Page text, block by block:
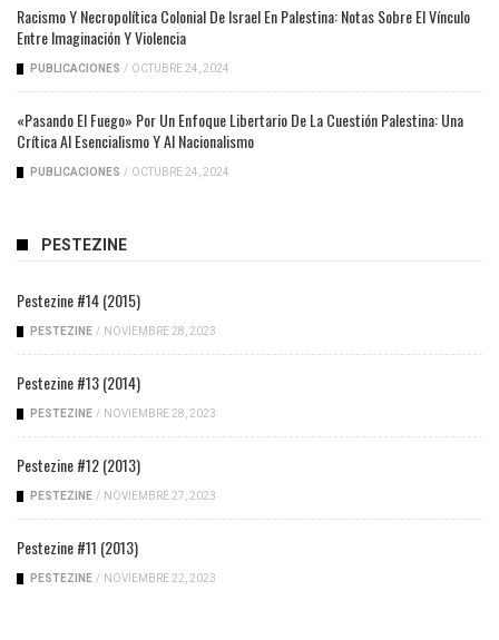
Racismo Y Necropolítica Colonial De Israel En Palestina: Notas Sobre El Vínculo
Entre Imaginación Y Violencia
PUBLICACIONES / OCTUBRE 24, 2024
«Pasando El Fuego» Por Un Enfoque Libertario De La Cuestión Palestina: Una
Crítica Al Esencialismo Y Al Nacionalismo
PUBLICACIONES / OCTUBRE 24, 2024
PESTEZINE
Pestezine #14 (2015)
PESTEZINE / NOVIEMBRE 28, 2023
Pestezine #13 (2014)
PESTEZINE / NOVIEMBRE 28, 2023
Pestezine #12 (2013)
PESTEZINE / NOVIEMBRE 27, 2023
Pestezine #11 (2013)
PESTEZINE / NOVIEMBRE 22, 2023